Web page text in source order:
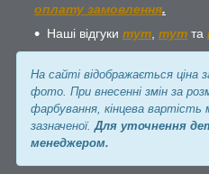
оплату замовлення.
Наші відгуки тут тут та
На сайті відображається ціна
фото. При внесенні змін за
фарбування, кінцева вартість
зазначеної. Для уточнення
менеджером.